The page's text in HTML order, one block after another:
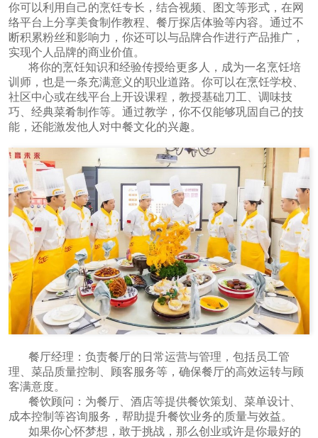
你可以利用自己的烹饪专长，结合视频、图文等形式，在网
络平台上分享美食制作教程、餐厅探店体验等内容。通过不
断积累粉丝和影响力，你还可以与品牌合作进行产品推广，
实现个人品牌的商业价值。
将你的烹饪知识和经验传授给更多人，成为一名烹饪培
训师，也是一条充满意义的职业道路。你可以在烹饪学校、
社区中心或在线平台上开设课程，教授基础刀工、调味技
巧、经典菜肴制作等。通过教学，你不仅能够巩固自己的技
能，还能激发他人对中餐文化的兴趣。
餐厅经理：负责餐厅的日常运营与管理，包括员工管
理、菜品质量控制、顾客服务等，确保餐厅的高效运转与顾
客满意度。
餐饮顾问：为餐厅、酒店等提供餐饮策划、菜单设计、
成本控制等咨询服务，帮助提升餐饮业务的质量与效益。
如果你心怀梦想，敢于挑战，那么创业或许是你最好的